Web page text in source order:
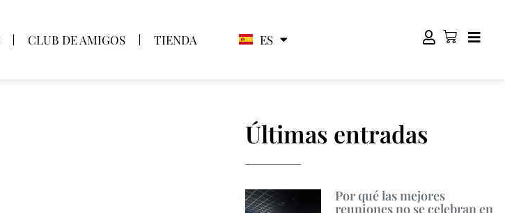
CLUB DE AMIGOS TIENDA ES
EN
Últimas entradas
Por qué las mejores
reuniones no se celebran en